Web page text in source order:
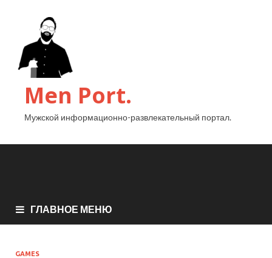
Men Port.
Мужской информационно-развлекательный портал.
ГЛАВНОЕ МЕНЮ
GAMES